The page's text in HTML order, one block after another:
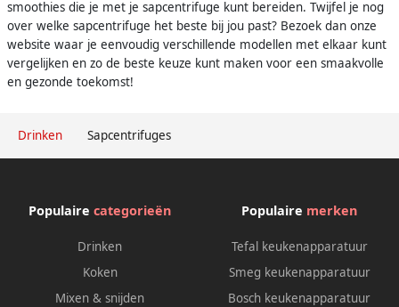
Drinken Sapcentrifuges
smoothies die je met je sapcentrifuge kunt bereiden. Twijfel je nog
over welke sapcentrifuge het beste bij jou past? Bezoek dan onze
website waar je eenvoudig verschillende modellen met elkaar kunt
vergelijken en zo de beste keuze kunt maken voor een smaakvolle
en gezonde toekomst!
Populaire categorieën
Drinken
Koken
Mixen & snijden
Populaire merken
Tefal keukenapparatuur
Smeg keukenapparatuur
Bosch keukenapparatuur